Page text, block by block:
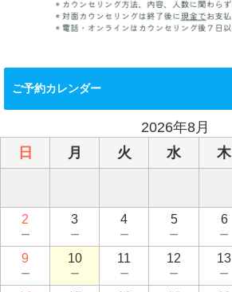
ご予約カレンダー
2026年8月
日
月 火 水 木
2
－
3
－
4
－
5
－
6
－
9
－
10
－
11
－
12
－
13
－